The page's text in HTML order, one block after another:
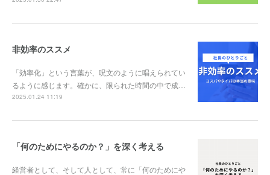
非効率のススメ
「効率化」という言葉が、呪文のように唱えられてい
るように感じます。確かに、限られた時間の中で成…
2025.01.24 11:19
「何のためにやるのか？」を深く考える
経営者として、そして人として、常に「何のためにや